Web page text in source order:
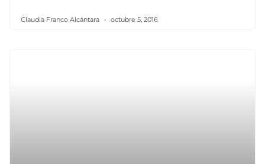
Claudia Franco Alcántara octubre 5, 2016